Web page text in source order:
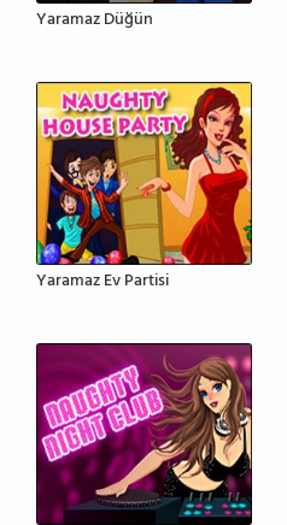
Yaramaz Düğün
Yaramaz Ev Partisi